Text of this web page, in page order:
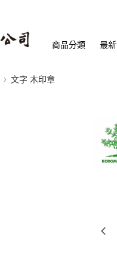
商品分類 最
文字 木印章